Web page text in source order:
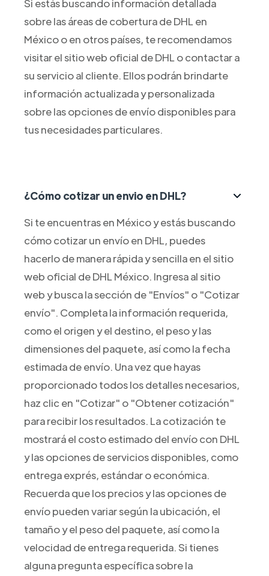
Si estás buscando información detallada
sobre las áreas de cobertura de DHL en
México o en otros países, te recomendamos
visitar el sitio web oficial de DHL o contactar a
su servicio al cliente. Ellos podrán brindarte
información actualizada y personalizada
sobre las opciones de envío disponibles para
tus necesidades particulares.
¿Cómo cotizar un envio en DHL?
Si te encuentras en México y estás buscando
cómo cotizar un envío en DHL, puedes
hacerlo de manera rápida y sencilla en el sitio
web oficial de DHL México. Ingresa al sitio
web y busca la sección de "Envíos" o "Cotizar
envío". Completa la información requerida,
como el origen y el destino, el peso y las
dimensiones del paquete, así como la fecha
estimada de envío. Una vez que hayas
proporcionado todos los detalles necesarios,
haz clic en "Cotizar" o "Obtener cotización"
para recibir los resultados. La cotización te
mostrará el costo estimado del envío con DHL
y las opciones de servicios disponibles, como
entrega exprés, estándar o económica.
Recuerda que los precios y las opciones de
envío pueden variar según la ubicación, el
tamaño y el peso del paquete, así como la
velocidad de entrega requerida. Si tienes
alguna pregunta específica sobre la